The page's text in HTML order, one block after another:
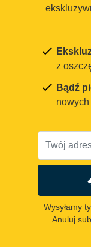
z
Bądź
nowych
Wysyłamy
Anuluj